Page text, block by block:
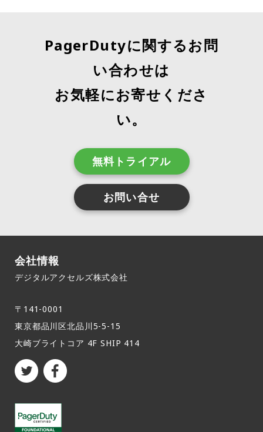
PagerDutyに関するお問
い合わせは
お気軽にお寄せくださ
い。
無料トライアル
お問い合せ
会社情報
デジタルアクセルズ株式会社
〒141-0001
東京都品川区北品川5-5-15​
大崎ブライトコア 4F SHIP 414